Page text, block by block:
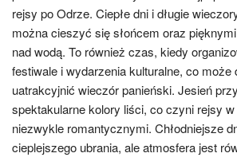
rejsy po Odrze. Ciepłe dni i długie
można cieszyć się słońcem oraz
nad wodą. To również czas, kiedy
festiwale i wydarzenia kulturalne, co może
uatrakcyjnić wieczór panieński. Jesień
spektakularne kolory liści, co czyni rejsy
niezwykle romantycznymi. Chłodniejsze
cieplejszego ubrania, ale atmosfera jest